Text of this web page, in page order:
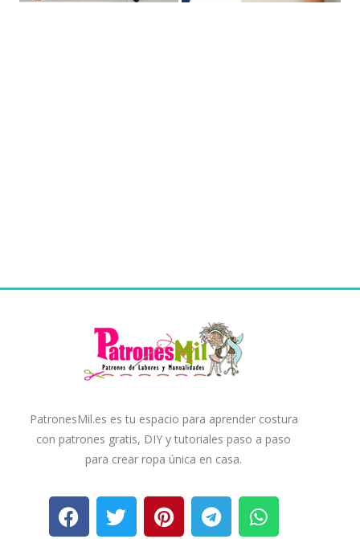
PatronesMil.es es tu espacio para aprender costura
con patrones gratis, DIY y tutoriales paso a paso
para crear ropa única en casa.